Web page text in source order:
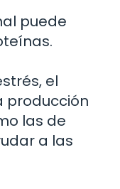
puede
el
producción
las de
a las